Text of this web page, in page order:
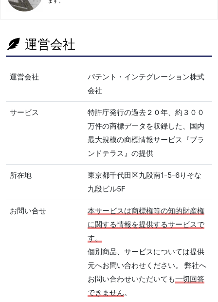
運営会社
運営会社
パテント・インテグレーション株式
会社
サービス
特許庁発行の過去２０年、約３００
万件の商標データを収録した、国内
最大規模の商標情報サービス『ブラ
ンドテラス』の提供
所在地
東京都千代田区九段南1-5-6りそな
九段ビル5F
お問い合せ
本サービスは商標権等の知的財産権
に関する情報を提供するサービスで
す。
個別商品、サービスについては提供
元へお問い合わせください。 弊社へ
お問い合わせいただいても一切回答
できません。